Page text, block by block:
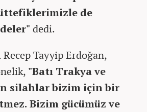
de
dedi.
Recep Tayyip Erdoğan,
"Batı Trakya ve
silahlar bizim için bir
Bizim gücümüz ve